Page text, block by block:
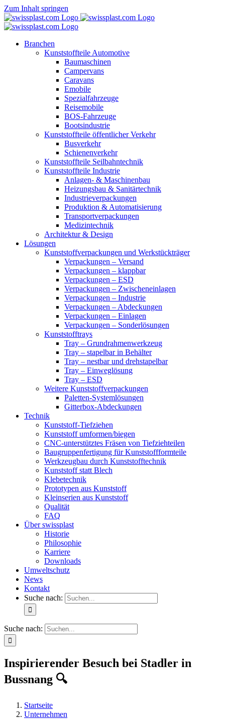
Zum Inhalt springen
Branchen
Kunststoffteile Automotive
Baumaschinen
Campervans
Caravans
Emobile
Spezialfahrzeuge
Reisemobile
BOS-Fahrzeuge
Bootsindustrie
Kunststoffteile öffentlicher Verkehr
Busverkehr
Schienenverkehr
Kunststoffteile Seilbahntechnik
Kunststoffteile Industrie
Anlagen- & Maschinenbau
Heizungsbau & Sanitärtechnik
Industrieverpackungen
Produktion & Automatisierung
Transportverpackungen
Medizintechnik
Architektur & Design
Lösungen
Kunststoffverpackungen und Werkstückträger
Verpackungen – Versand
Verpackungen – klappbar
Verpackungen – ESD
Verpackungen – Zwischeneinlagen
Verpackungen – Industrie
Verpackungen – Abdeckungen
Verpackungen – Einlagen
Verpackungen – Sonderlösungen
Kunststofftrays
Tray – Grundrahmenwerkzeug
Tray – stapelbar in Behälter
Tray – nestbar und drehstapelbar
Tray – Einweglösung
Tray – ESD
Weitere Kunststoffverpackungen
Paletten-Systemlösungen
Gitterbox-Abdeckungen
Technik
Kunststoff-Tiefziehen
Kunststoff umformen/biegen
CNC-unterstütztes Fräsen von Tiefziehteilen
Baugruppenfertigung für Kunststoffformteile
Werkzeugbau durch Kunststofftechnik
Kunststoff statt Blech
Klebetechnik
Prototypen aus Kunststoff
Kleinserien aus Kunststoff
Qualität
FAQ
Über swissplast
Historie
Philosophie
Karriere
Downloads
Umweltschutz
News
Kontakt
Suche nach:
Suche nach:
Inspirierender Besuch bei Stadler in
Bussnang 🔍
Startseite
Unternehmen